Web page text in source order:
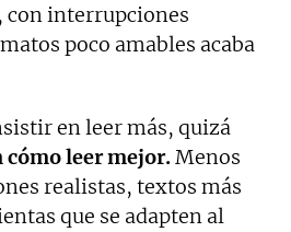
interrupciones
poco amables acaba
en leer más, quizá
cómo leer mejor.Menos
realistas, textos más
que se adapten al